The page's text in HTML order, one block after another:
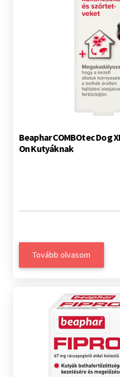
Beaphar COMBOtec Dog
On Kutyáknak
Tovább olvasom